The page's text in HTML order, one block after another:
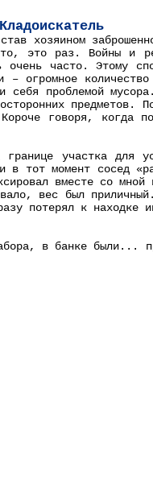
Кладоискатель
это раз. Войны и
часто. Этому
– огромное
проблемой
предметов.
говоря, когда
участка для
в тот момент сосед
вместе со
вес был
потерял к
в банке были...